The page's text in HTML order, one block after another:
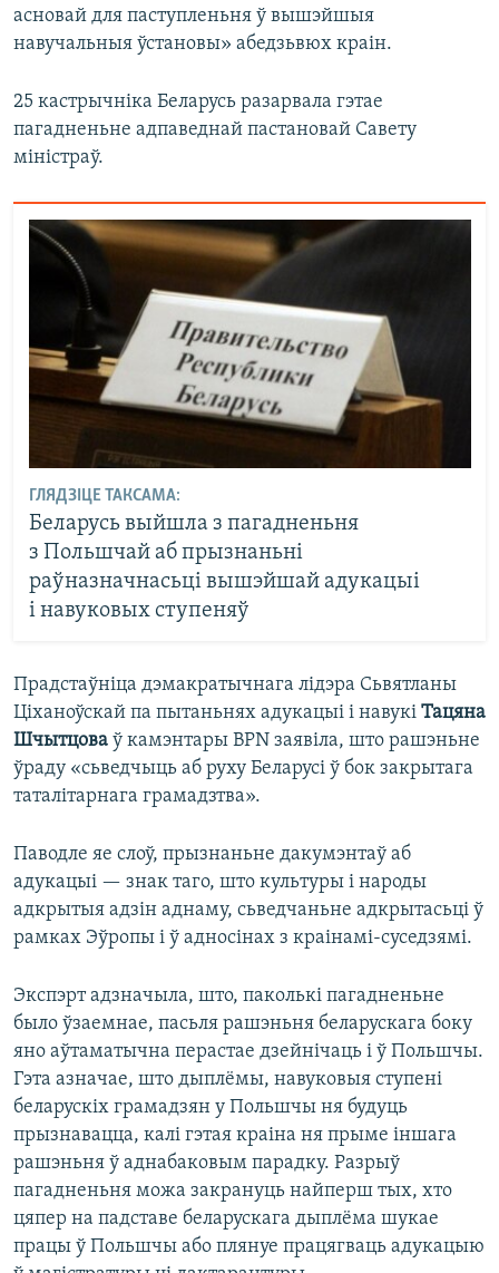
асновай для паступленьня ў вышэйшыя
навучальныя ўстановы» абедзьвюх краін.
25 кастрычніка Беларусь разарвала гэтае
пагадненьне адпаведнай пастановай Савету
міністраў.
ГЛЯДЗІЦЕ ТАКСАМА:
Беларусь выйшла з пагадненьня
з Польшчай аб прызнаньні
раўназначнасьці вышэйшай адукацыі
і навуковых ступеняў
Прадстаўніца дэмакратычнага лідэра Сьвятланы
Ціханоўскай па пытаньнях адукацыі і навукі Тацяна
Шчытцова ў камэнтары BPN заявіла, што рашэньне
ўраду «сьведчыць аб руху Беларусі ў бок закрытага
таталітарнага грамадзтва».
Паводле яе слоў, прызнаньне дакумэнтаў аб
адукацыі — знак таго, што культуры і народы
адкрытыя адзін аднаму, сьведчаньне адкрытасьці ў
рамках Эўропы і ў адносінах з краінамі-суседзямі.
Экспэрт адзначыла, што, паколькі пагадненьне
было ўзаемнае, пасьля рашэньня беларускага боку
яно аўтаматычна перастае дзейнічаць і ў Польшчы.
Гэта азначае, што дыплёмы, навуковыя ступені
беларускіх грамадзян у Польшчы ня будуць
прызнавацца, калі гэтая краіна ня прыме іншага
рашэньня ў аднабаковым парадку. Разрыў
пагадненьня можа закрануць найперш тых, хто
цяпер на падставе беларускага дыплёма шукае
працы ў Польшчы або плянуе працягваць адукацыю